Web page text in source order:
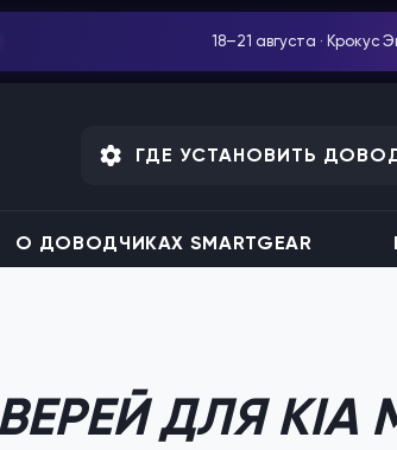
18–21 августа · Крокус
О ДОВОДЧИКАХ SMARTGEAR
ГДЕ УСТАНОВИТЬ
ДЛЯ KIA